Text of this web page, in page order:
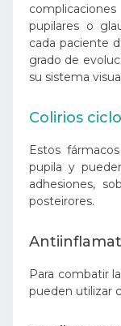
pupilares o
cada paciente
grado de
su sistema
Colirios
Estos
pupila y
adhesiones,
posteirores.
Para combatir
pueden utilizar